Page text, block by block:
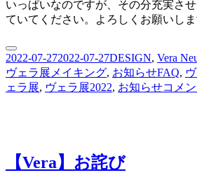
いっぱいなのですが、その分充実さ
ていてください。よろしくお願いしま
投
稿
日:
2022-07-272022-07-27カ
テ
ゴ
DESIGN, Vera
ヴェラ展メイキング, お知らせタ
グ
FAQ,
ェラ展, ヴェラ展2022, お知らせ【Vera
コメ
【Vera】お詫び